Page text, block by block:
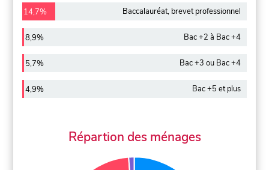
14,7% Baccalauréat, brevet professionnel
8,9% Bac +2 à Bac +4
5,7% Bac +3 ou Bac +4
4,9% Bac +5 et plus
Répartion des ménages